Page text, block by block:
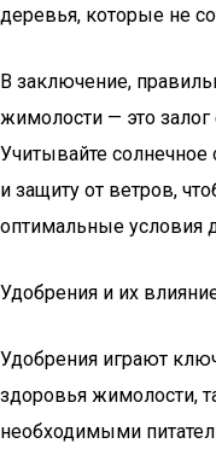
деревья, которые не
В заключение,
жимолости — это
Учитывайте
и защиту от ветров,
оптимальные условия
Удобрения и их
Удобрения играют
здоровья жимолости,
необходимыми